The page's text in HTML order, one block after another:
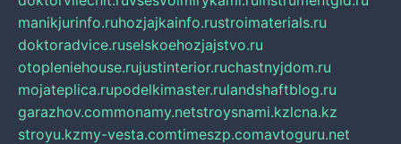
manikjurinfo.ruhozjajkainfo.rustroimaterials.ru
doktoradvice.ruselskoehozjajstvo.ru
otopleniehouse.rujustinterior.ruchastnyjdom.ru
mojateplica.rupodelkimaster.rulandshaftblog.ru
garazhov.commonamy.netstroysnami.kzlcna.kz
stroyu.kzmy-vesta.comtimeszp.comavtoguru.net